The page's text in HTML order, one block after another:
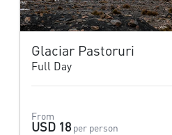
Glaciar Pastoruri
Full Day
From
USD 18 per person